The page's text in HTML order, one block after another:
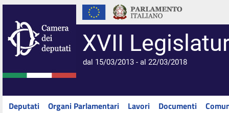
XVII
dal 15/03/2013 - al 22/03/2018
Deputati Organi Parlamentari Lavori Documenti